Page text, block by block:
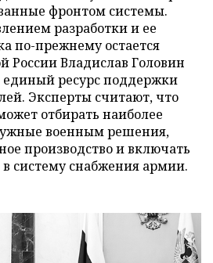
фронтом системы.
разработки и ее
по-прежнему остается
России Владислав Головин
единый ресурс поддержки
Эксперты считают, что
отбирать наиболее
военным решения,
производство и включать
систему снабжения армии.